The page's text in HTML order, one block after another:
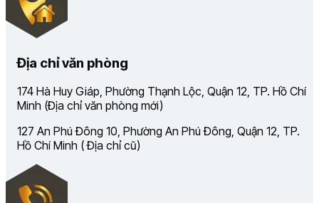
Địa chỉ văn phòng
174 Hà Huy Giáp, Phường Thạnh Lộc, Quận 12, TP. Hồ Chí
Minh (Địa chỉ văn phòng mới)
127 An Phú Đông 10, Phường An Phú Đông, Quận 12, TP.
Hồ Chí Minh ( Địa chỉ cũ)